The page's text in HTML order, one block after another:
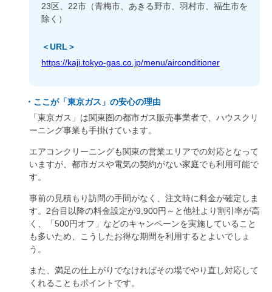
23区、22市（青梅市、あきる野市、羽村市、福生市を
除く）
＜URL＞
https://kaji.tokyo-gas.co.jp/menu/airconditioner
・ここが「東京ガス」の安心の理由
「東京ガス」は関東圏の都市ガス販売事業者で、ハウスクリ
ーニング事業も手掛けています。
エアコンクリーニングも関東の営業エリアでの対応となって
いますが、都市ガスや電気の契約がない家庭でも利用可能で
す。
事前の見積もり訪問の手間がなく、注文時に料金が確定しま
す。2台目以降の料金設定が9,900円～と他社より割引率が高
く、「500円オフ」などのキャンペーンを実施していること
も多いため、こうしたお得な期間を利用するとよいでしょ
う。
また、満足の仕上がりでなければその場でやり直し対応して
くれることもポイントです。